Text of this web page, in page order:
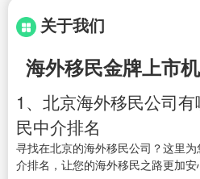
关于我们
海外移民金牌上市
1、北京海外移民公司
民中介排名
寻找在北京的海外移民公司？这里
介排名，让您的海外移民之路更加安